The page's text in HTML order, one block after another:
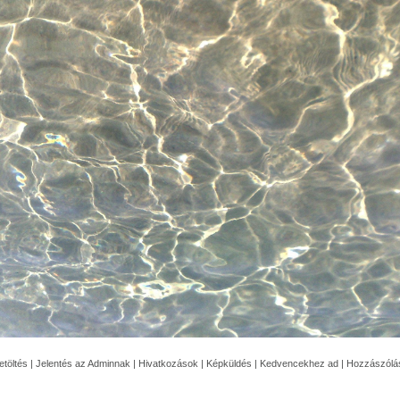
| Jelentés az Adminnak | Hivatkozások | Képküldés | Kedvencekhez ad|